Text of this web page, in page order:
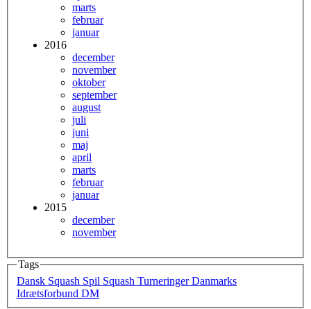
marts
februar
januar
2016
december
november
oktober
september
august
juli
juni
maj
april
marts
februar
januar
2015
december
november
Tags
Dansk Squash Spil Squash Turneringer Danmarks
Idrætsforbund DM